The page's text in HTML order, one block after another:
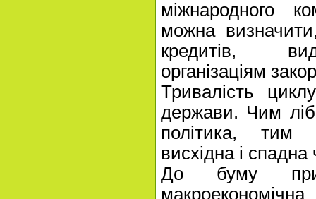
міжнародного
можна
кредитів,
організаціям
Тривалість
держави. Чим
політика, тим
висхідна і
До буму